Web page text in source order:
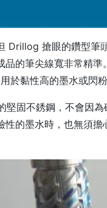
Drillog 搶眼的鑽型筆
品的筆尖線寬非常精
於黏性高的墨水或閃粉
固不銹鋼，不會因
的墨水時，也無須